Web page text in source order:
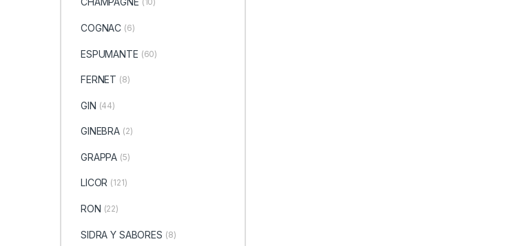
COGNAC (6)
ESPUMANTE (60)
FERNET (8)
GIN (44)
GINEBRA (2)
GRAPPA (5)
LICOR (121)
RON (22)
SIDRA Y SABORES (8)